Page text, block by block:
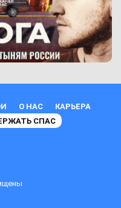
О НАС
КАРЬЕРА
СПАС